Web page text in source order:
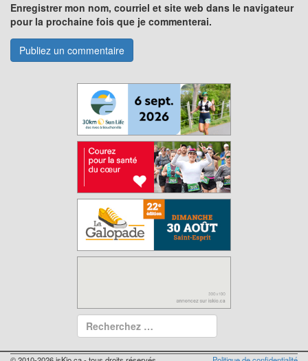
Enregistrer mon nom, courriel et site web dans le navigateur
pour la prochaine fois que je commenterai.